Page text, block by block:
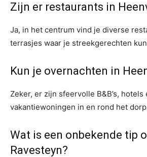
Zijn er restaurants in
Ja, in het centrum vind je diverse
terrasjes waar je streekgerechten
Kun je overnachten in
Zeker, er zijn sfeervolle B&B’s, hotels
vakantiewoningen in en rond het
Wat is een onbekende tip
Ravesteyn?